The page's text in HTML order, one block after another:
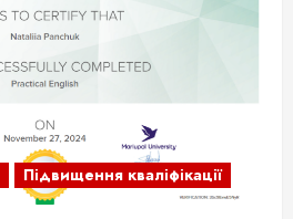
Підвищення кваліфікації